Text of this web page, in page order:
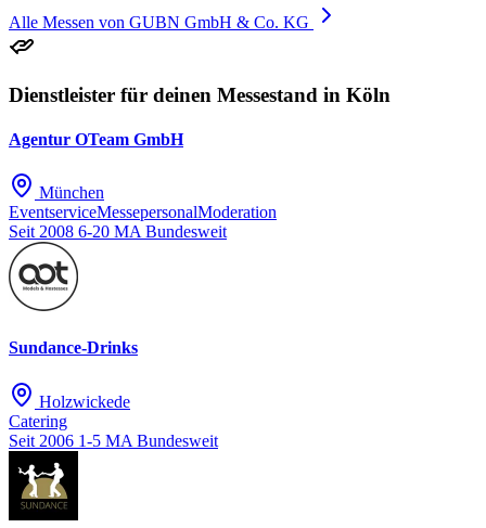
Alle Messen von GUBN GmbH & Co. KG
Dienstleister für deinen Messestand in Köln
Agentur OTeam GmbH
München
EventserviceMessepersonalModeration
Seit 2008 6-20 MA Bundesweit
Sundance-Drinks
Holzwickede
Catering
Seit 2006 1-5 MA Bundesweit